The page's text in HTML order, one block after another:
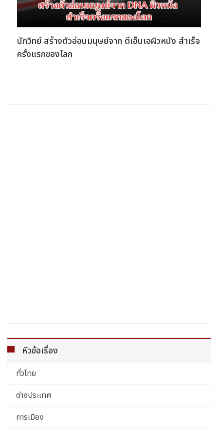
นักวิทย์ สร้างตัวอ่อนมนุษย์จาก ดีเอ็นเอผิวหนัง สำเร็จ
ครั้งแรกของโลก
หัวข้อเรื่อง
ทั่วไทย
ต่างประเทศ
การเมือง